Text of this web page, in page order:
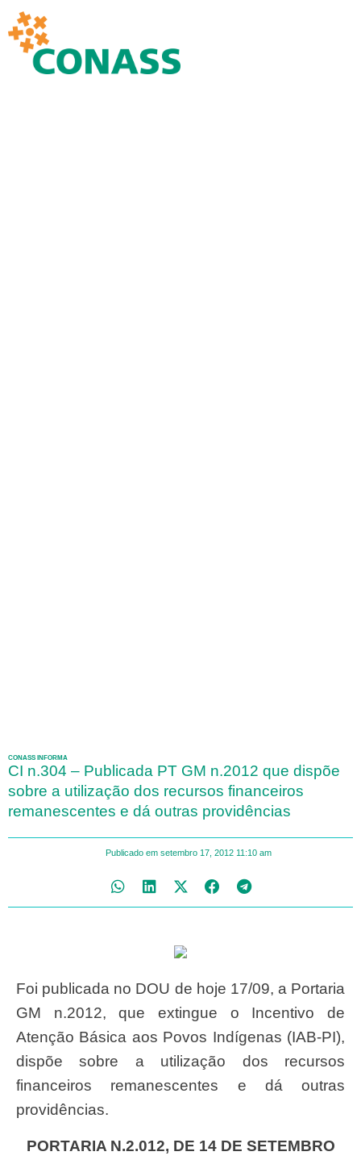
CONASS INFORMA
CI n.304 – Publicada PT GM n.2012 que dispõe
sobre a utilização dos recursos financeiros
remanescentes e dá outras providências
Publicado em setembro 17, 2012 11:10 am
Foi publicada no DOU de hoje 17/09, a Portaria
GM n.2012, que extingue o Incentivo de
Atenção Básica aos Povos Indígenas (IAB-PI),
dispõe sobre a utilização dos recursos
financeiros remanescentes e dá outras
providências.
PORTARIA N.2.012, DE 14 DE SETEMBRO